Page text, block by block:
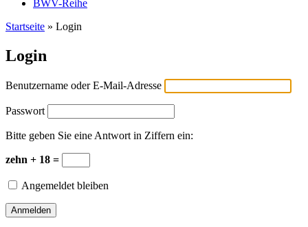
BWV-Reihe
Startseite » Login
Login
Benutzername oder E-Mail-Adresse
Passwort
Bitte geben Sie eine Antwort in Ziffern ein:
zehn + 18 =
Angemeldet bleiben